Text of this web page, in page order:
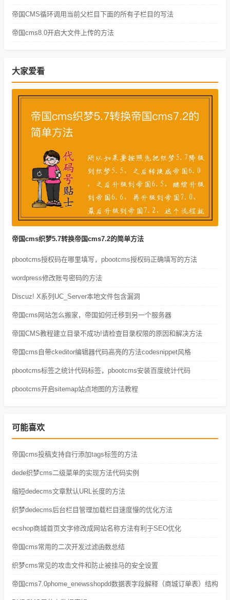
帝国CMS循环调用当前父栏目下面的所有子栏目的写法
帝国cms8.0开启大文件上传的方法
大家爱看
帝国cms织梦5.7转换帝国cms7.2的简单方法
pbootcms授权码在哪里填写，pbootcms授权码正确填写的方法
wordpress修改账号密码的方法
Discuz! X系列UC_Server本地文件包含漏洞
帝国cms网站怎么搬家，帝国如何迁移到另一个服务器
帝国CMS教程建立目录不成功!请检查目录权限的原因和解决方法
帝国cms自带ckeditor编辑器代码高亮的方法codesnippet风格
pbootcms标签之统计代码标签，pbootcms安装百度统计代码
pbootcms开启sitemap站点地图的方法教程
可能喜欢
帝国cms投稿支持自行添加tags标签的方法
dede织梦cms二级菜单的实现方法代码实例
缩短dedecms文章默认URL长度的方法
织梦dedecms后台栏目管理加载栏目速度慢的优化方法
ecshop商城首页文字修改成网站名称方法有利于SEO优化
帝国cms常用的二次开发过滤函数总结
织梦cms常见的攻击文件和防止被挂马的安全设置
帝国cms7.0phome_enewsshopdd数据表字段解释（商城订单表）结构